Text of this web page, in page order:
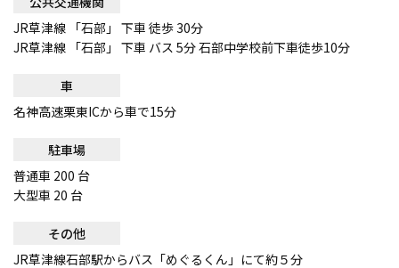
JR草津線 「石部」 下車 徒歩 30分
JR草津線 「石部」 下車 バス 5分 石部中学校前下車徒歩10分
車
名神高速栗東ICから車で15分
駐車場
普通車 200 台
大型車 20 台
その他
JR草津線石部駅からバス「めぐるくん」にて約５分